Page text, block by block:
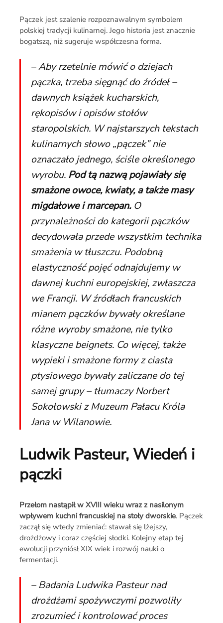
Pączek jest szalenie rozpoznawalnym symbolem
polskiej tradycji kulinarnej. Jego historia jest znacznie
bogatszą, niż sugeruje współczesna forma.
– Aby rzetelnie mówić o dziejach
pączka, trzeba sięgnąć do źródeł –
dawnych książek kucharskich,
rękopisów i opisów stołów
staropolskich. W najstarszych tekstach
kulinarnych słowo „pączek” nie
oznaczało jednego, ściśle określonego
wyrobu. Pod tą nazwą pojawiały się
smażone owoce, kwiaty, a także masy
migdałowe i marcepan.O
przynależności do kategorii pączków
decydowała przede wszystkim technika
smażenia w tłuszczu. Podobną
elastyczność pojęć odnajdujemy w
dawnej kuchni europejskiej, zwłaszcza
we Francji. W źródłach francuskich
mianem pączków bywały określane
różne wyroby smażone, nie tylko
klasyczne beignets. Co więcej, także
wypieki i smażone formy z ciasta
ptysiowego bywały zaliczane do tej
samej grupy – tłumaczy Norbert
Sokołowski z Muzeum Pałacu Króla
Jana w Wilanowie.
Ludwik Pasteur, Wiedeń i
pączki
Przełom nastąpił w XVIII wieku wraz z nasilonym
wpływem kuchni francuskiej na stoły dworskie. Pączek
zaczął się wtedy zmieniać: stawał się lżejszy,
drożdżowy i coraz częściej słodki. Kolejny etap tej
ewolucji przyniósł XIX wiek i rozwój nauki o
fermentacji.
– Badania Ludwika Pasteur nad
drożdżami spożywczymi pozwoliły
zrozumieć i kontrolować proces